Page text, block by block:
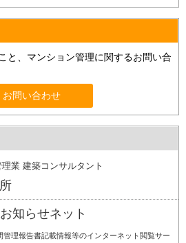
と、マンション管理に関するお問い合
お問い合わせ
業 建築コンサルタント
お知らせネット
理報告書記載情報等のインターネット閲覧サー